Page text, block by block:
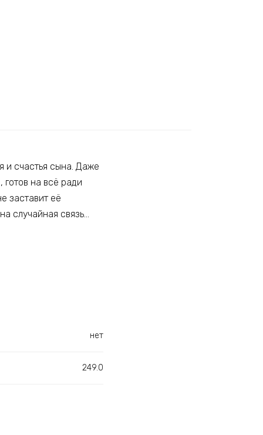
и счастья сына. Даже
на всё ради
заставит её
случайная связь…
нет
249.0